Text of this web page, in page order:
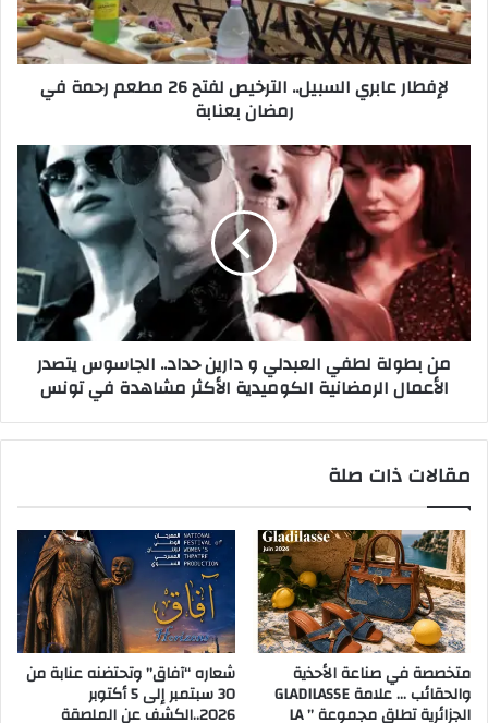
لإفطار عابري السبيل.. الترخيص لفتح 26 مطعم رحمة في
رمضان بعنابة
من بطولة لطفي العبدلي و دارين حداد.. الجاسوس يتصدر
الأعمال الرمضانية الكوميدية الأكثر مشاهدة في تونس
مقالات ذات صلة
متخصصة في صناعة الأحذية
والحقائب … علامة GLADILASSE
الجزائرية تطلق مجموعة ” LA
شعاره “آفاق” وتحتضنه عنابة من
30 سبتمبر إلى 5 أكتوبر
2026..الكشف عن الملصقة